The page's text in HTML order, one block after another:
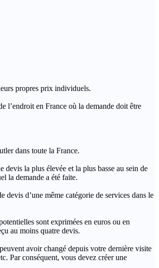
propres prix individuels.
l’endroit en France où la demande doit être
dans toute la France.
la plus élevée et la plus basse au sein de
la demande a été faite.
d’une même catégorie de services dans le
sont exprimées en euros ou en
au moins quatre devis.
avoir changé depuis votre dernière visite
Par conséquent, vous devez créer une